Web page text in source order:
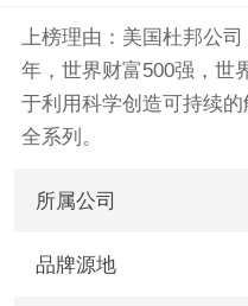
上榜理由：美国杜邦公
年，世界财富500强，世
于利用科学创造可持续
全系列。
所属公司
品牌源地